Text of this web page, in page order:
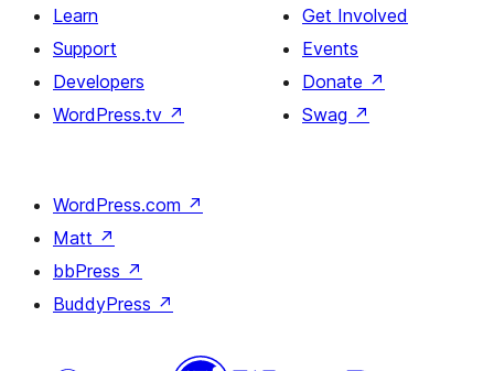
Learn
Support
Developers
WordPress.tv ↗
Get Involved
Events
Donate ↗
Swag ↗
WordPress.com ↗
Matt ↗
bbPress ↗
BuddyPress ↗